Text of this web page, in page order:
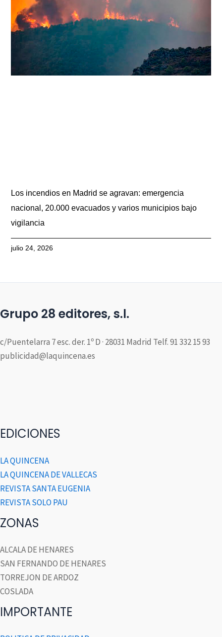
Los incendios en Madrid se agravan: emergencia
nacional, 20.000 evacuados y varios municipios bajo
vigilancia
julio 24, 2026
Grupo 28 editores, s.l.
c/Puentelarra 7 esc. der. 1º D · 28031 Madrid Telf. 91 332 15 93
publicidad@laquincena.es
EDICIONES
LA QUINCENA
LA QUINCENA DE VALLECAS
REVISTA SANTA EUGENIA
REVISTA SOLO PAU
ZONAS
ALCALA DE HENARES
SAN FERNANDO DE HENARES
TORREJON DE ARDOZ
COSLADA
IMPORTANTE